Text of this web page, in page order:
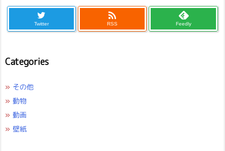
Twitter

RSS Feedly
Categories
» その他
» 動物
» 動画
» 壁紙